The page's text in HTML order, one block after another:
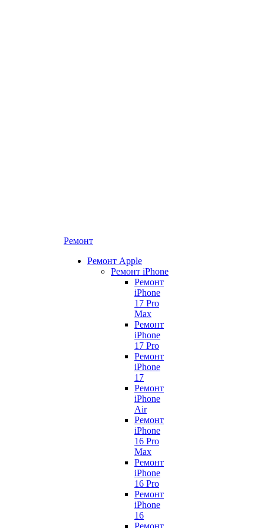
Ремонт
Ремонт Apple
Ремонт iPhone
Ремонт
iPhone
17 Pro
Max
Ремонт
iPhone
17 Pro
Ремонт
iPhone
17
Ремонт
iPhone
Air
Ремонт
iPhone
16 Pro
Max
Ремонт
iPhone
16 Pro
Ремонт
iPhone
16
Ремонт